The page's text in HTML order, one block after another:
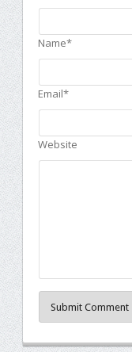
Name*
Email*
Website
Submit Comment